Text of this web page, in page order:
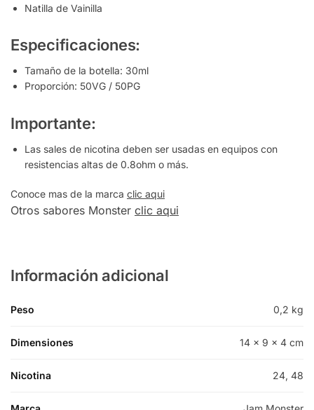
Natilla de Vainilla
Especificaciones:
Tamaño de la botella: 30ml
Proporción: 50VG / 50PG
Importante:
Las sales de nicotina deben ser usadas en equipos con
resistencias altas de 0.8ohm o más.
Conoce mas de la marca clic aqui
Otros sabores Monster clic aqui
Información adicional
Peso 0,2 kg
Dimensiones 14 × 9 × 4 cm
Nicotina 24, 48